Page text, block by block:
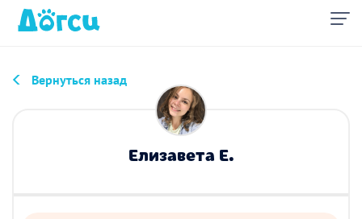
Вернуться назад
Елизавета Е.